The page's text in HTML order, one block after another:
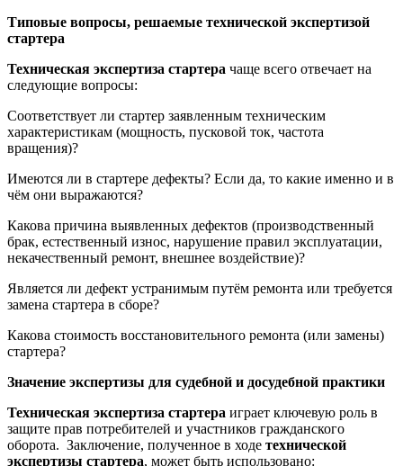
Типовые вопросы, решаемые технической экспертизой
стартера
Техническая экспертиза стартера чаще всего отвечает на
следующие вопросы:
Соответствует ли стартер заявленным техническим
характеристикам (мощность, пусковой ток, частота
вращения)?
Имеются ли в стартере дефекты? Если да, то какие именно и в
чём они выражаются?
Какова причина выявленных дефектов (производственный
брак, естественный износ, нарушение правил эксплуатации,
некачественный ремонт, внешнее воздействие)?
Является ли дефект устранимым путём ремонта или требуется
замена стартера в сборе?
Какова стоимость восстановительного ремонта (или замены)
стартера?
Значение экспертизы для судебной и досудебной практики
Техническая экспертиза стартера играет ключевую роль в
защите прав потребителей и участников гражданского
оборота. Заключение, полученное в ходе технической
экспертизы стартера, может быть использовано: